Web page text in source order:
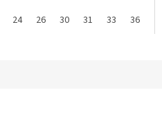
24 26 30 31 33 36